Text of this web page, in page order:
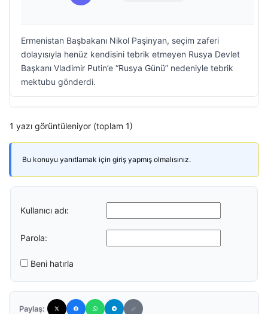
Ermenistan Başbakanı Nikol Paşinyan, seçim zaferi
dolayısıyla henüz kendisini tebrik etmeyen Rusya Devlet
Başkanı Vladimir Putin’e “Rusya Günü” nedeniyle tebrik
mektubu gönderdi.
1 yazı görüntüleniyor (toplam 1)
Bu konuyu yanıtlamak için giriş yapmış olmalısınız.
Kullanıcı adı:
Parola:
Beni hatırla
Paylaş: